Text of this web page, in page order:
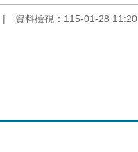
資料檢視：115-01-28 11:20